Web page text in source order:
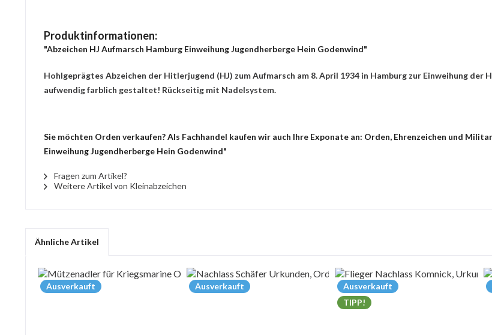
Produktinformationen:
"Abzeichen HJ Aufmarsch Hamburg Einweihung Jugendherberge Hein Godenwind"
Hohlgeprägtes Abzeichen der Hitlerjugend (HJ) zum Aufmarsch am 8. April 1934 in Hamburg zur Einweihung
aufwendig farblich gestaltet! Rückseitig mit Nadelsystem.
Sie möchten Orden verkaufen? Als Fachhandel kaufen wir auch Ihre Exponate an: Orden, Ehrenzeichen und
Einweihung Jugendherberge Hein Godenwind"
Fragen zum Artikel?
Weitere Artikel von Kleinabzeichen
Ähnliche Artikel
Ausverkauft Ausverkauft
Ausverkauft
TIPP!